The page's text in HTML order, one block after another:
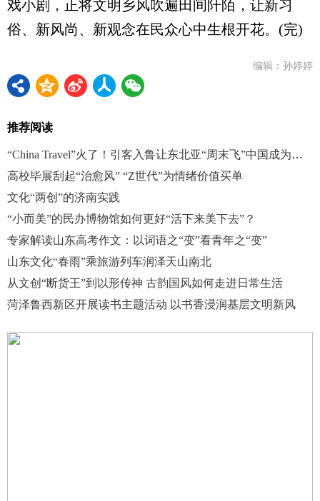
戏小剧，正将文明乡风吹遍田间阡陌，让新习
俗、新风尚、新观念在民众心中生根开花。(完)
编辑：孙婷婷
推荐阅读
“China Travel”火了！引客入鲁让东北亚“周末飞”中国成为日常
高校毕展刮起“治愈风” “Z世代”为情绪价值买单
文化“两创”的济南实践
“小而美”的民办博物馆如何更好“活下来美下去”？
专家解读山东高考作文：以词语之“变”看青年之“变”
山东文化“春雨”乘旅游列车润泽天山南北
从文创“断货王”到以形传神 古韵国风如何走进日常生活
菏泽鲁西新区开展读书主题活动 以书香浸润基层文明新风